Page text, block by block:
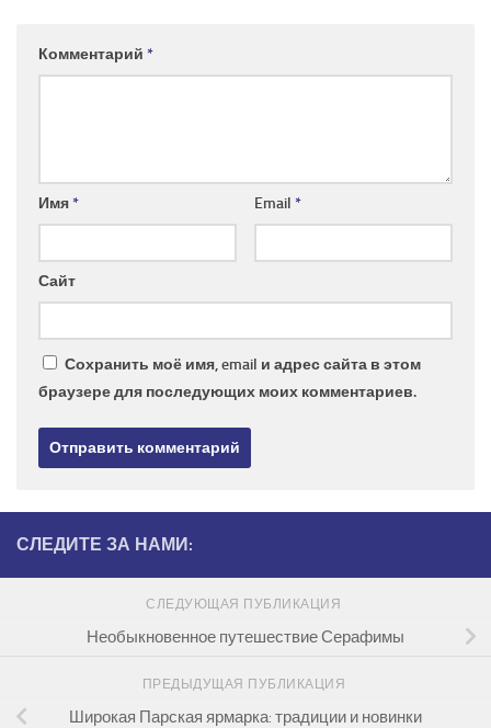
Комментарий *
Имя* Email *
Сайт
Сохранить моё имя, email и адрес сайта в этом
браузере для последующих моих комментариев.
СЛЕДИТЕ ЗА НАМИ:
СЛЕДУЮЩАЯ ПУБЛИКАЦИЯ
Необыкновенное путешествие Серафимы
ПРЕДЫДУЩАЯ ПУБЛИКАЦИЯ
Широкая Парская ярмарка: традиции и новинки